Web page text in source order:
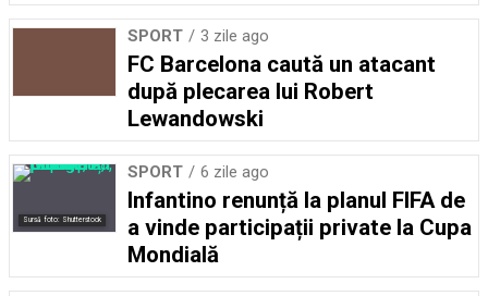
SPORT 3 zile ago
FC Barcelona caută un atacant
după plecarea lui Robert
Lewandowski
Sursă foto: Shutterstock
SPORT 6 zile ago
Infantino renunță la planul FIFA de
a vinde participații private la Cupa
Mondială